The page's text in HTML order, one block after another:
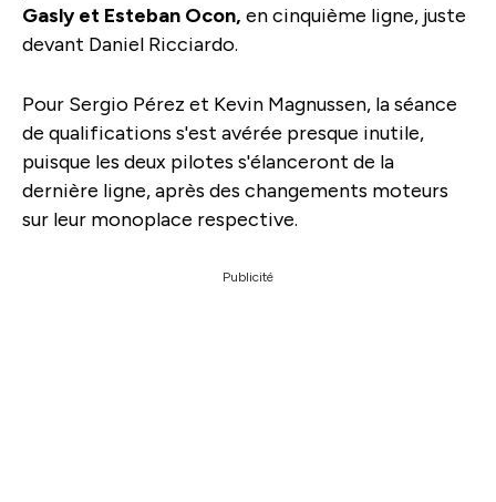
Gasly et Esteban Ocon, en cinquième ligne, juste
devant Daniel Ricciardo.
Pour Sergio Pérez et Kevin Magnussen, la séance
de qualifications s'est avérée presque inutile,
puisque les deux pilotes s'élanceront de la
dernière ligne, après des changements moteurs
sur leur monoplace respective.
Publicité